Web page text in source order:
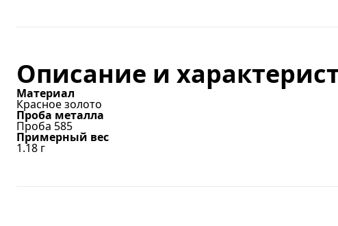
Описание и
Материал
Красное золото
Проба металла
Проба 585
Примерный вес
1.18 г